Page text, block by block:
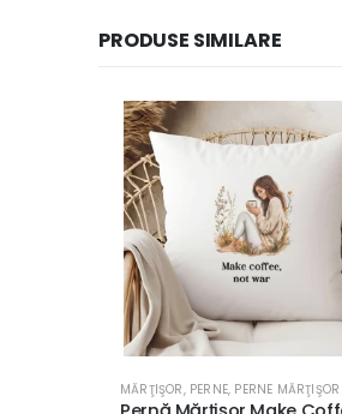
PRODUSE SIMILARE
MĂRŢIŞOR,PERNE, PERNE MĂRŢIŞOR